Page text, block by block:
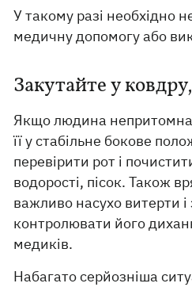
У такому разі необхідно
медичну допомогу або
Закутайте у
Якщо людина
її у стабільне бокове
перевірити рот і
водорості, пісок. Також
важливо насухо витерти і
контролювати його
медиків.
Набагато серйозніша